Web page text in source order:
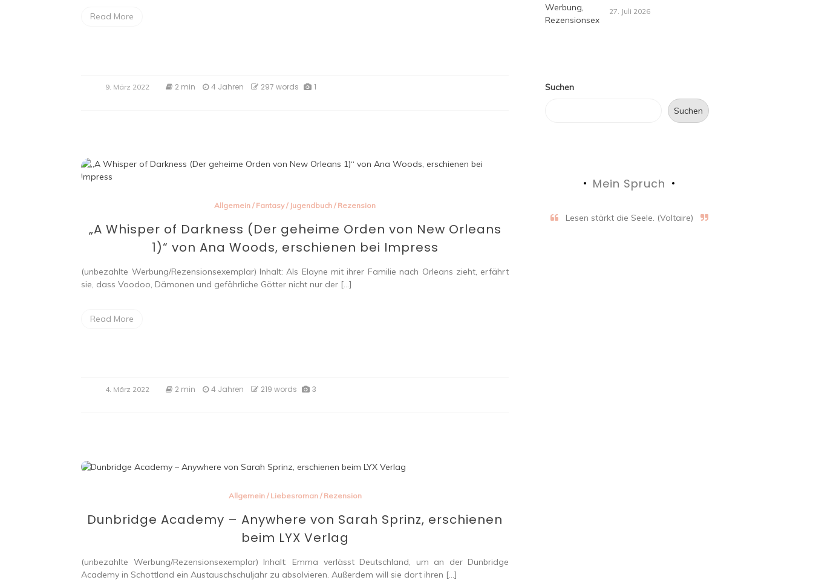
Read More
9. März 2022 2 min 4 Jahren 297 words 1
Allgemein / Fantasy/ Jugendbuch / Rezension
„A Whisper of Darkness (Der geheime Orden von New Orleans
1)“ von Ana Woods, erschienen bei Impress
(unbezahlte Werbung/Rezensionsexemplar) Inhalt: Als Elayne mit ihrer Familie nach Orleans zieht, erfährt
sie, dass Voodoo, Dämonen und gefährliche Götter nicht nur der […]
Read More
4. März 2022 2 min 4 Jahren 219 words 3
Allgemein/ Liebesroman/ Rezension
Dunbridge Academy – Anywhere von Sarah Sprinz, erschienen
beim LYX Verlag
(unbezahlte Werbung/Rezensionsexemplar) Inhalt: Emma verlässt Deutschland, um an der Dunbridge
Academy in Schottland ein Austauschschuljahr zu absolvieren. Außerdem will sie dort ihren […]
27. Juli 2026
Suchen
Suchen
Mein Spruch
Lesen stärkt die Seele. (Voltaire)